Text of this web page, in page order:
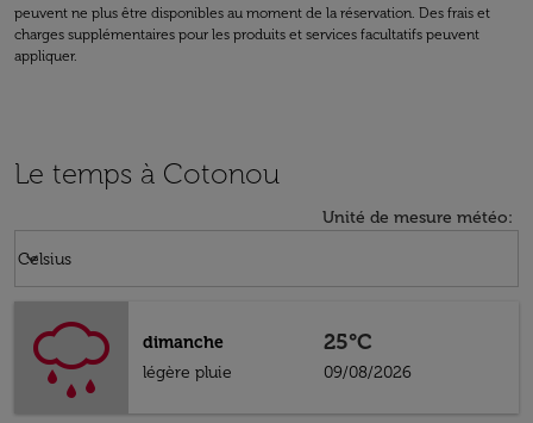
peuvent ne plus être disponibles au moment de la réservation. Des frais et
charges supplémentaires pour les produits et services facultatifs peuvent
appliquer.
Le temps à Cotonou
Unité de mesure météo:
Celsius
keyboard_arrow_down
dimanche
légère pluie
25°C
09/08/2026